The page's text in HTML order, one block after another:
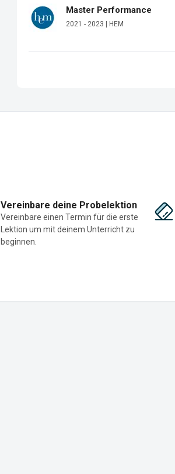
Master Performance
2021 - 2023 | HEM
Vereinbare deine Probelektion
Vereinbare einen Termin für die erste
Lektion um mit deinem Unterricht zu
beginnen.